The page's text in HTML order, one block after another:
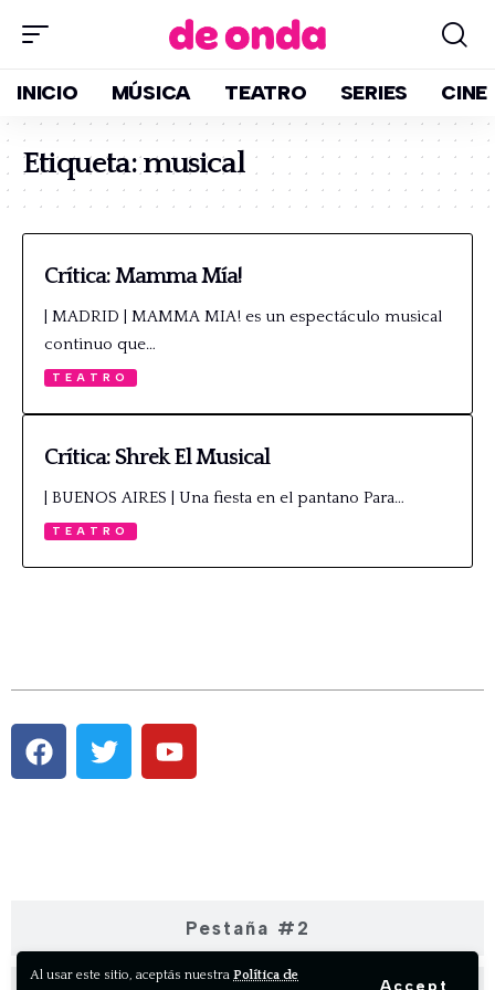
Al usar este sitio, aceptás nuestra Política de
Accept
INICIO MÚSICA TEATRO SERIES CINE
Etiqueta:musical
Crítica: Mamma Mía!
| MADRID | MAMMA MIA! es un espectáculo musical
continuo que…
TEATRO
Crítica: Shrek El Musical
| BUENOS AIRES | Una fiesta en el pantano Para…
TEATRO
Pestaña #2